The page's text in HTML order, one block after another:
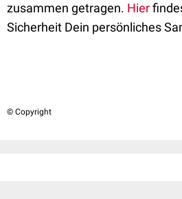
zusammen getragen. Hier
Sicherheit Dein persönliches
© Copyright